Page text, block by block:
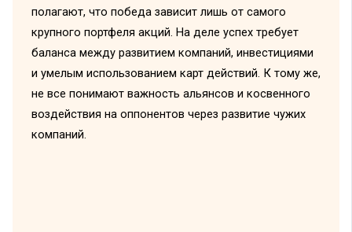
полагают, что победа зависит лишь от самого
крупного портфеля акций. На деле успех требует
баланса между развитием компаний, инвестициями
и умелым использованием карт действий. К тому же,
не все понимают важность альянсов и косвенного
воздействия на оппонентов через развитие чужих
компаний.